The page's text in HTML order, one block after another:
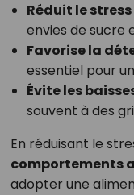
Réduit le
envies de sucre
Favorise la
essentiel pour
Évite les
souvent à des
En réduisant le
comportements
adopter une